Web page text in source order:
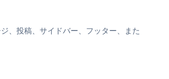
、投稿、サイドバー、フッター、また